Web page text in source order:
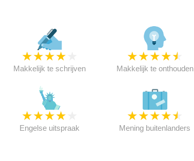
★★★★
Makkelijk te schrijven
★★★★★
Makkelijk te onthouden
★★★★
Engelse uitspraak
★★★★★
Mening buitenlanders